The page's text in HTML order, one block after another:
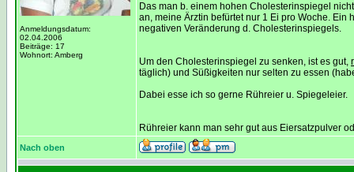
Anmeldungsdatum:
02.04.2006
Beiträge: 17
Wohnort: Amberg
Das man b. einem hohen Cholesterinspiegel
an, meine Ärztin befürtet nur 1 Ei pro Woche.
negativen Veränderung d. Cholesterinspiegels.
Um den Cholesterinspiegel zu senken, ist es gut,
täglich) und Süßigkeiten nur selten zu essen
Dabei esse ich so gerne Rühreier u. Spiegeleier.
Rühreier kann man sehr gut aus Eiersatzpulver
Nach oben